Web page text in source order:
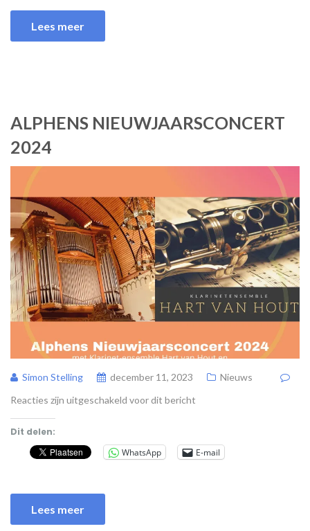
Lees meer
ALPHENS NIEUWJAARSCONCERT
2024
Simon Stelling december 11, 2023
Nieuws
Reacties zijn uitgeschakeld voor dit bericht
Dit delen:
WhatsApp
E-mail
Lees meer